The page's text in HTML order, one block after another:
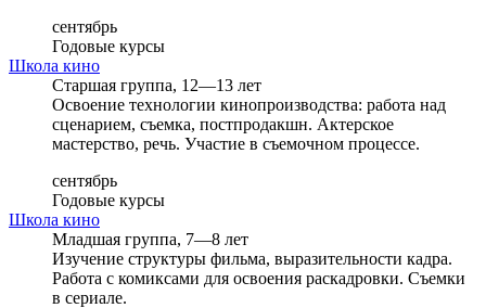
сентябрь
Годовые курсы
Школа кино
Старшая группа, 12—13 лет
Освоение технологии кинопроизводства: работа над
сценарием, съемка, постпродакшн. Актерское
мастерство, речь. Участие в съемочном процессе.
сентябрь
Годовые курсы
Школа кино
Младшая группа, 7—8 лет
Изучение структуры фильма, выразительности кадра.
Работа с комиксами для освоения раскадровки. Съемки
в сериале.